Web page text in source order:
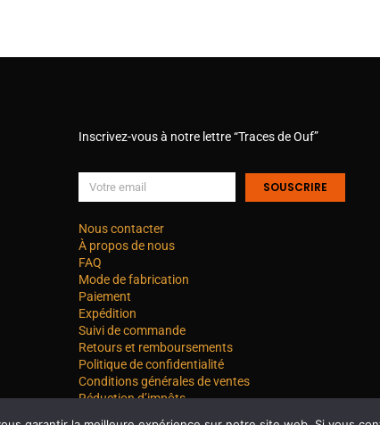
Inscrivez-vous à notre lettre “Traces de Ouf”
SOUSCRIRE
Nous contacter
À propos de nous
FAQ
Mode de fabrication
Paiement
Expédition
Suivi de commande
Retours et remboursements
Politique de confidentialité
Conditions générales de ventes
Réduction d’impôts